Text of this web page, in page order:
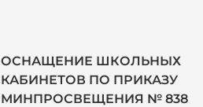
ОСНАЩЕНИЕ ШКОЛЬНЫХ
КАБИНЕТОВ ПО ПРИКАЗУ
МИНПРОСВЕЩЕНИЯ № 838